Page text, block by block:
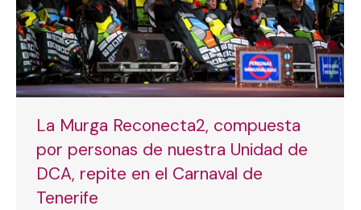
La Murga Reconecta2, compuesta
por personas de nuestra Unidad de
DCA, repite en el Carnaval de
Tenerife